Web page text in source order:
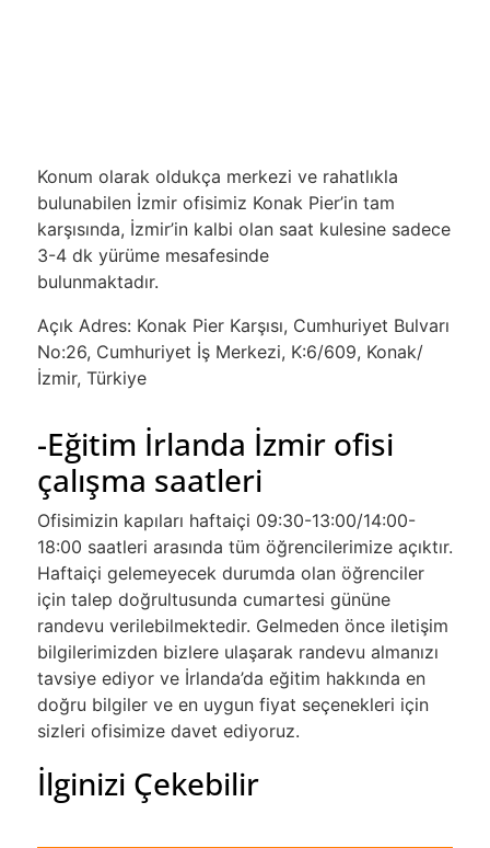
Konum olarak oldukça merkezi ve rahatlıkla
bulunabilen İzmir ofisimiz Konak Pier’in tam
karşısında, İzmir’in kalbi olan saat kulesine sadece
3-4 dk yürüme mesafesinde
bulunmaktadır.
Açık Adres: Konak Pier Karşısı, Cumhuriyet Bulvarı
No:26, Cumhuriyet İş Merkezi, K:6/609, Konak/
İzmir, Türkiye
-Eğitim İrlanda İzmir ofisi
çalışma saatleri
Ofisimizin kapıları haftaiçi 09:30-13:00/14:00-
18:00 saatleri arasında tüm öğrencilerimize açıktır.
Haftaiçi gelemeyecek durumda olan öğrenciler
için talep doğrultusunda cumartesi gününe
randevu verilebilmektedir. Gelmeden önce iletişim
bilgilerimizden bizlere ulaşarak randevu almanızı
tavsiye ediyor ve İrlanda’da eğitim hakkında en
doğru bilgiler ve en uygun fiyat seçenekleri için
sizleri ofisimize davet ediyoruz.
İlginizi Çekebilir